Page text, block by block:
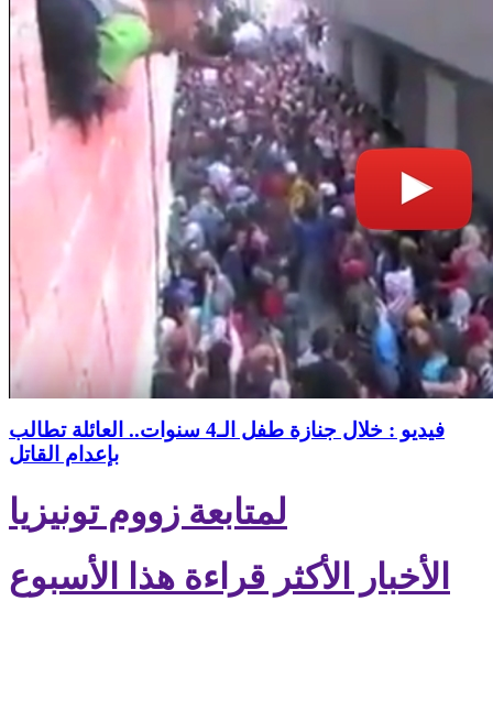
فيديو : خلال جنازة طفل الـ4 سنوات.. العائلة تطالب
بإعدام القاتل
لمتابعة زووم تونيزيا
الأخبار الأكثر قراءة هذا الأسبوع